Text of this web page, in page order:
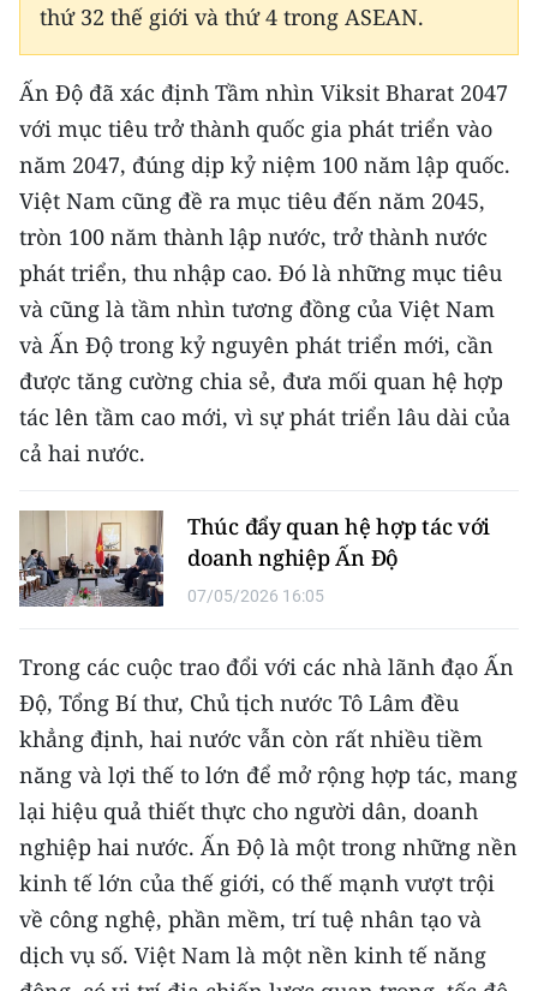
ENGLISH
中文
FRANÇAIS
РУССКИЙ
ESPAÑOL
한국어
thứ 32 thế giới và thứ 4 trong ASEAN.
Ấn Độ đã xác định Tầm nhìn Viksit Bharat 2047
với mục tiêu trở thành quốc gia phát triển vào
năm 2047, đúng dịp kỷ niệm 100 năm lập quốc.
Việt Nam cũng đề ra mục tiêu đến năm 2045,
tròn 100 năm thành lập nước, trở thành nước
phát triển, thu nhập cao. Đó là những mục tiêu
và cũng là tầm nhìn tương đồng của Việt Nam
và Ấn Độ trong kỷ nguyên phát triển mới, cần
được tăng cường chia sẻ, đưa mối quan hệ hợp
tác lên tầm cao mới, vì sự phát triển lâu dài của
cả hai nước.
Thúc đẩy quan hệ hợp tác với
doanh nghiệp Ấn Độ
07/05/2026 16:05
Trong các cuộc trao đổi với các nhà lãnh đạo Ấn
Độ, Tổng Bí thư, Chủ tịch nước Tô Lâm đều
khẳng định, hai nước vẫn còn rất nhiều tiềm
năng và lợi thế to lớn để mở rộng hợp tác, mang
lại hiệu quả thiết thực cho người dân, doanh
nghiệp hai nước. Ấn Độ là một trong những nền
kinh tế lớn của thế giới, có thế mạnh vượt trội
về công nghệ, phần mềm, trí tuệ nhân tạo và
dịch vụ số. Việt Nam là một nền kinh tế năng